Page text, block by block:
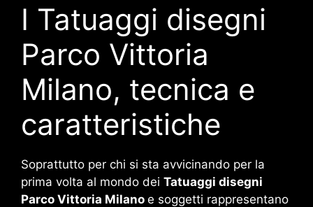
I Tatuaggi disegni
Parco Vittoria
Milano, tecnica e
caratteristiche
Soprattutto per chi si sta avvicinando per la
prima volta al mondo dei Tatuaggi disegni
Parco Vittoria Milano e soggetti rappresentano